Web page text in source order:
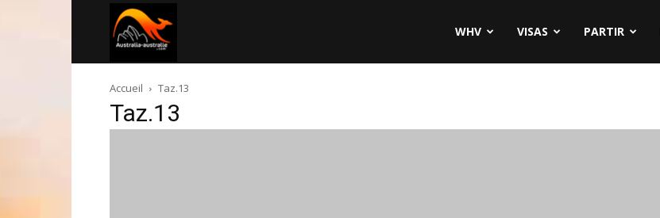
australie.com
WHV VISAS PARTIR
Accueil Taz.13
Taz.13